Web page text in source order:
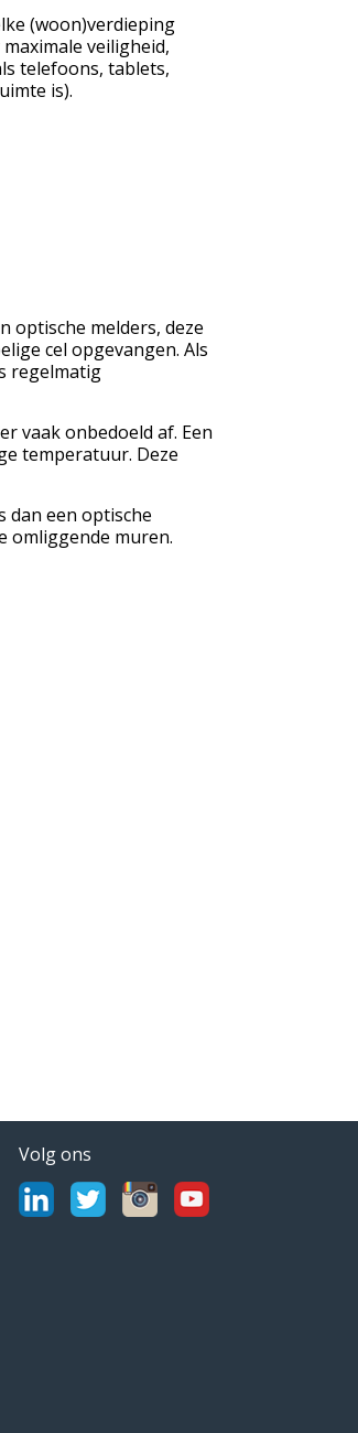
(woon)verdieping
veiligheid,
telefoons, tablets,
is).
optische melders, deze
cel opgevangen. Als
regelmatig
vaak onbedoeld af. Een
temperatuur. Deze
dan een optische
omliggende muren.
Volg ons